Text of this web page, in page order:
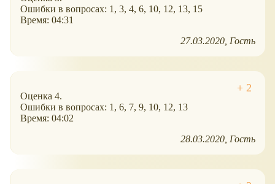
Ошибки в вопросах: 1, 3, 4, 6, 10, 12, 13, 15
Время: 04:31
27.03.2020 Гость
Оценка 4.
Ошибки в вопросах: 1, 6, 7, 9, 10, 12, 13
Время: 04:02
28.03.2020 Гость